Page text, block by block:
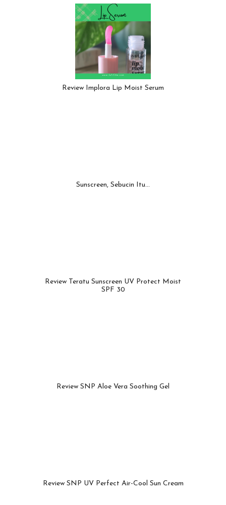
Review Implora Lip Moist Serum
Sunscreen, Sebucin Itu...
Review Teratu Sunscreen UV Protect Moist
SPF 30
Review SNP Aloe Vera Soothing Gel
Review SNP UV Perfect Air-Cool Sun Cream